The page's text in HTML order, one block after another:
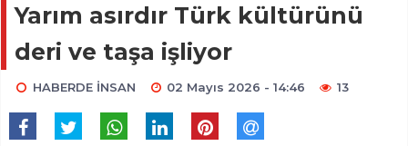
Yarım asırdır Türk kültürünü
deri ve taşa işliyor
HABERDE İNSAN 02 Mayıs 2026 - 14:46 13